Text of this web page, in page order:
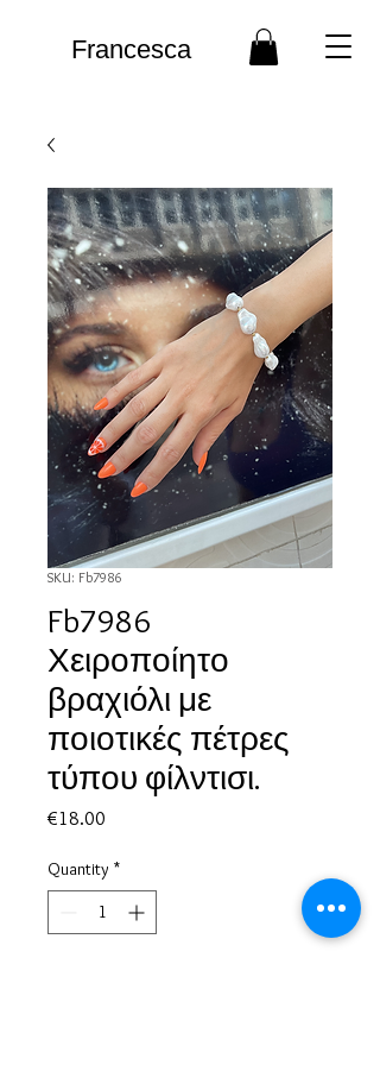
Francesca
SKU: Fb7986
Fb7986
Χειροποίητο
βραχιόλι με
ποιοτικές πέτρες
τύπου φίλντισι.
€18.00
Quantity *